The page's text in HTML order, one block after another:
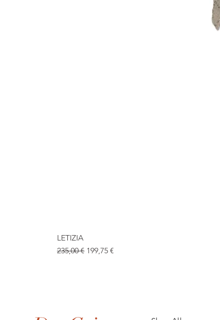
LETIZIA
Standardpreis
235,00 € Sale-Preis
199,75 €